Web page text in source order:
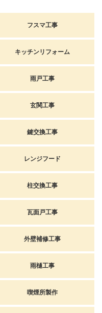
フスマ工事
キッチンリフォーム
雨戸工事
玄関工事
鍵交換工事
レンジフード
柱交換工事
瓦面戸工事
外壁補修工事
雨樋工事
喫煙所製作